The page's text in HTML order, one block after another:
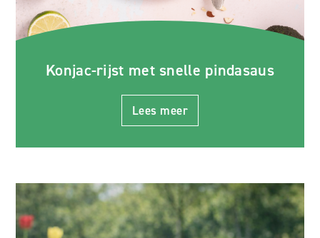
Konjac-rijst met snelle pindasaus
Lees meer